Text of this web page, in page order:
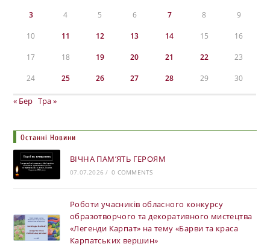
3 4 5 6 7 8 9
10 11 12 13 14 15 16
17 18 19 20 21 22 23
24 25 26 27 28 29 30
« Бер Тра »
Останні Новини
ВІЧНА ПАМ’ЯТЬ ГЕРОЯМ
07.07.2026 / 0 COMMENTS
Роботи учасників обласного конкурсу
образотворчого та декоративного мистецтва
«Легенди Карпат» на тему «Барви та краса
Карпатських вершин»